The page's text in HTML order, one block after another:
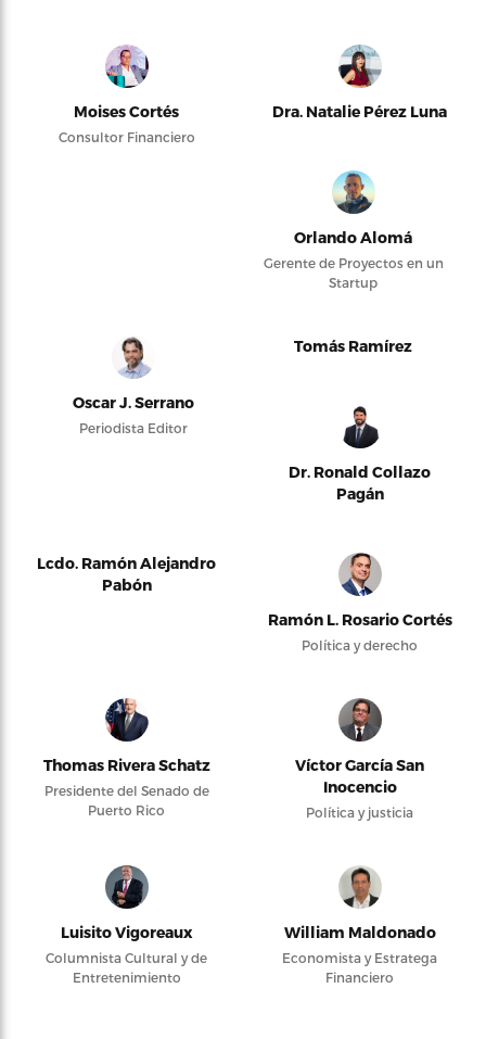
Moises Cortés
Consultor Financiero
Dra. Natalie Pérez Luna
Orlando Alomá
Gerente de Proyectos en un
Startup
Oscar J. Serrano
Periodista Editor
Tomás Ramírez
Dr. Ronald Collazo
Pagán
Lcdo. Ramón Alejandro
Pabón
Ramón L. Rosario Cortés
Política y derecho
Thomas Rivera Schatz
Presidente del Senado de
Puerto Rico
Víctor García San
Inocencio
Política y justicia
Luisito Vigoreaux
Columnista Cultural y de
Entretenimiento
William Maldonado
Economista y Estratega
Financiero